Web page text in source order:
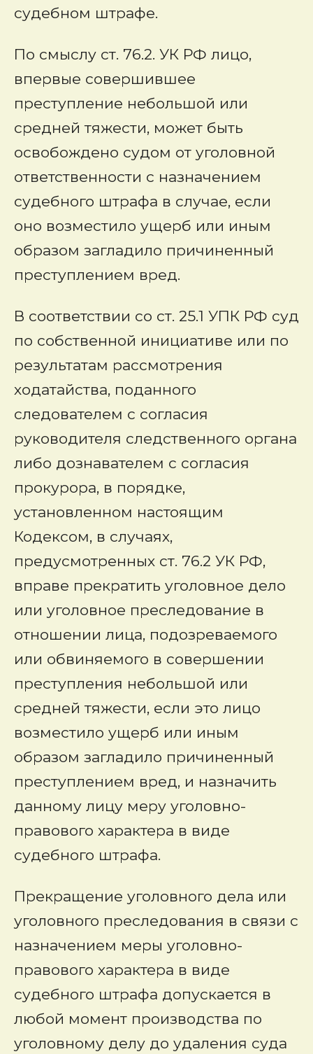
судебном штрафе.
По смыслу ст. 76.2. УК РФ лицо,
впервые совершившее
преступление небольшой или
средней тяжести, может быть
освобождено судом от уголовной
ответственности с назначением
судебного штрафа в случае, если
оно возместило ущерб или иным
образом загладило причиненный
преступлением вред.
В соответствии со ст. 25.1 УПК РФ суд
по собственной инициативе или по
результатам рассмотрения
ходатайства, поданного
следователем с согласия
руководителя следственного органа
либо дознавателем с согласия
прокурора, в порядке,
установленном настоящим
Кодексом, в случаях,
предусмотренных ст. 76.2 УК РФ,
вправе прекратить уголовное дело
или уголовное преследование в
отношении лица, подозреваемого
или обвиняемого в совершении
преступления небольшой или
средней тяжести, если это лицо
возместило ущерб или иным
образом загладило причиненный
преступлением вред, и назначить
данному лицу меру уголовно-
правового характера в виде
судебного штрафа.
Прекращение уголовного дела или
уголовного преследования в связи с
назначением меры уголовно-
правового характера в виде
судебного штрафа допускается в
любой момент производства по
уголовному делу до удаления суда